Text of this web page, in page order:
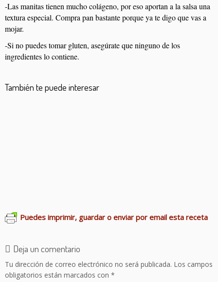
-Las manitas tienen mucho colágeno, por eso aportan a la salsa una
textura especial. Compra pan bastante porque ya te digo que vas a
mojar.
-Si no puedes tomar gluten, asegúrate que ninguno de los
ingredientes lo contiene.
También te puede interesar
Puedes imprimir, guardar o enviar por email esta receta
Deja un comentario
Tu dirección de correo electrónico no será publicada. Los campos
obligatorios están marcados con *